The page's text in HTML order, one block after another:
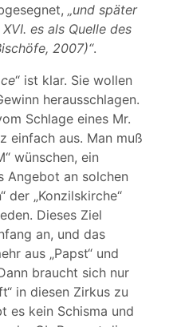
„und später
es als Quelle des
2007)“.
“ ist klar. Sie wollen
herausschlagen.
Schlage eines Mr.
einfach aus. Man muß
wünschen, ein
Angebot an solchen
der „Konzilskirche“
Dieses Ziel
an, und das
aus „Papst“ und
braucht sich nur
in diesen Zirkus zu
es kein Schisma und